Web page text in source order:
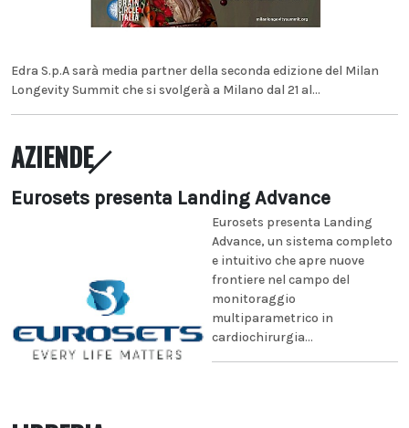
Edra S.p.A sarà media partner della seconda edizione del Milan
Longevity Summit che si svolgerà a Milano dal 21 al...
AZIENDE
Eurosets presenta Landing Advance
Eurosets presenta Landing
Advance, un sistema completo
e intuitivo che apre nuove
frontiere nel campo del
monitoraggio
multiparametrico in
cardiochirurgia...